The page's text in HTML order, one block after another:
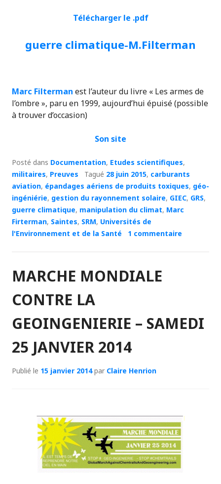
Télécharger le .pdf
guerre climatique-M.Filterman
Marc Filterman est l’auteur du livre « Les armes de
l’ombre », paru en 1999, aujourd’hui épuisé (possible
à trouver d’occasion)
Son site
Posté dans Documentation, Etudes scientifiques,
militaires, Preuves Tagué 28 juin 2015, carburants
aviation, épandages aériens de produits toxiques, géo-
ingéniérie, gestion du rayonnement solaire, GIEC, GRS,
guerre climatique, manipulation du climat, Marc
Firterman, Saintes, SRM, Universités de
l'Environnement et de la Santé
1 commentaire
MARCHE MONDIALE
CONTRE LA
GEOINGENIERIE – SAMEDI
25 JANVIER 2014
Publié le 15 janvier 2014par Claire Henrion